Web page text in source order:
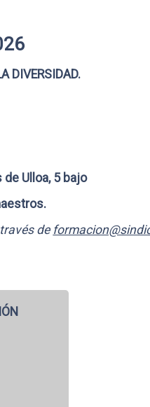
DIVERSIDAD.
de Ulloa, 5 bajo
de